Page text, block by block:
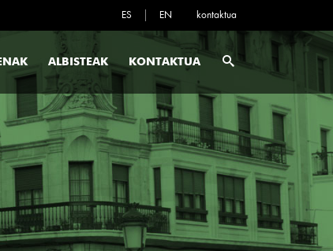
ES EN kontaktua
ALBISTEAK KONTAKTUA